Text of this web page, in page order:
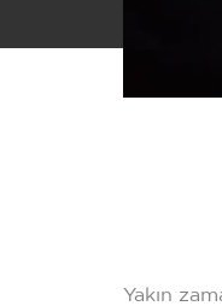
Yakın